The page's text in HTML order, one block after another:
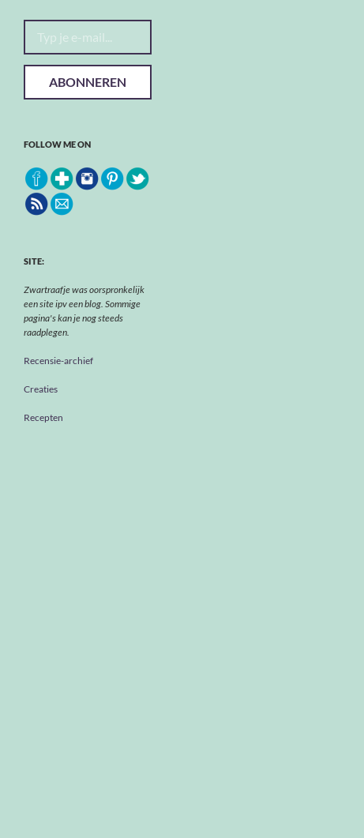
Typ je e-mail...
ABONNEREN
FOLLOW ME ON
SITE:
Zwartraafje was oorspronkelijk
een site ipv een blog. Sommige
pagina's kan je nog steeds
raadplegen.
Recensie-archief
Creaties
Recepten